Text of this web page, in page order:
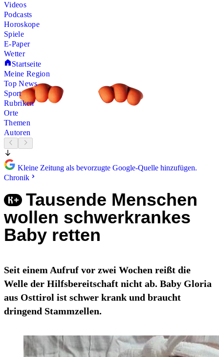
Videos
Podcasts
Horoskope
Spiele
E-Paper
Wetter
Startseite
Meine Region
Top News
Sport
Rubriken
Orte
Themen
Autoren
Kleine Zeitung als bevorzugte Google-Quelle hinzufügen.
Chronik
Tausende Menschen
wollen schwerkrankes
Baby retten
Seit einem Aufruf vor zwei Wochen reißt die
Welle der Hilfsbereitschaft nicht ab. Baby Gloria
aus Osttirol ist schwer krank und braucht
dringend Stammzellen.